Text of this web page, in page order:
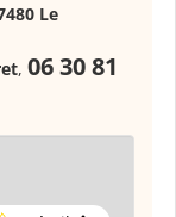
Le
, 06 30 81